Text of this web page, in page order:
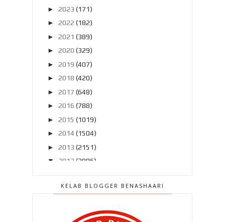
► 2023 (171)
► 2022 (182)
► 2021 (389)
► 2020 (329)
► 2019 (407)
► 2018 (420)
► 2017 (648)
► 2016 (788)
► 2015 (1019)
► 2014 (1504)
► 2013 (2151)
▼
2012 (2986)
►November 2012 (211)
September 2012(260)
KELAB BLOGGER BENASHAARI